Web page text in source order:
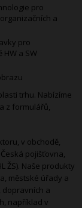
pro
a
pro
a SW
trhu. Nabízíme
z formulářů,
v obchodě,
pojišťovna,
ŽS). Naše produkty
městské úřady a
dopravních a
například v